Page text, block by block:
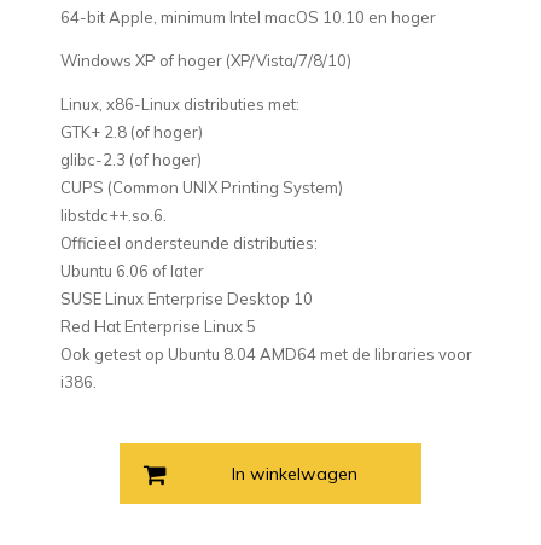
64-bit Apple, minimum Intel macOS 10.10 en hoger
Windows XP of hoger (XP/Vista/7/8/10)
Linux, x86-Linux distributies met:
GTK+ 2.8 (of hoger)
glibc-2.3 (of hoger)
CUPS (Common UNIX Printing System)
libstdc++.so.6.
Officieel ondersteunde distributies:
Ubuntu 6.06 of later
SUSE Linux Enterprise Desktop 10
Red Hat Enterprise Linux 5
Ook getest op Ubuntu 8.04 AMD64 met de libraries voor
i386.
In winkelwagen